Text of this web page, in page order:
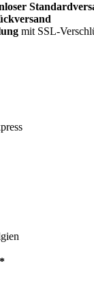
mit SSL-